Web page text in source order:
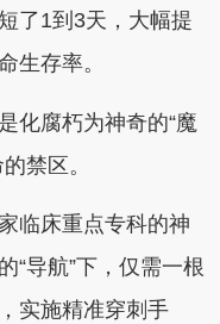
了1到3天，大幅提
生存率。
腐朽为神奇的“魔
禁区。
床重点专科的神
“导航”下，仅需一根
实施精准穿刺手